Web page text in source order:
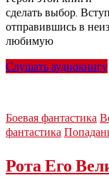
сделать выбор.
отправившись в
любимую
Слушать аудиокнигу
Боевая фантастика
фантастика
Рота Его